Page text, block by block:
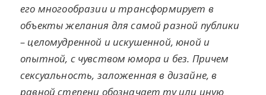
его многообразии и трансформирует в
объекты желания для самой разной публики
– целомудренной и искушенной, юной и
опытной, с чувством юмора и без. Причем
сексуальность, заложенная в дизайне, в
равной степени обозначает ту или иную